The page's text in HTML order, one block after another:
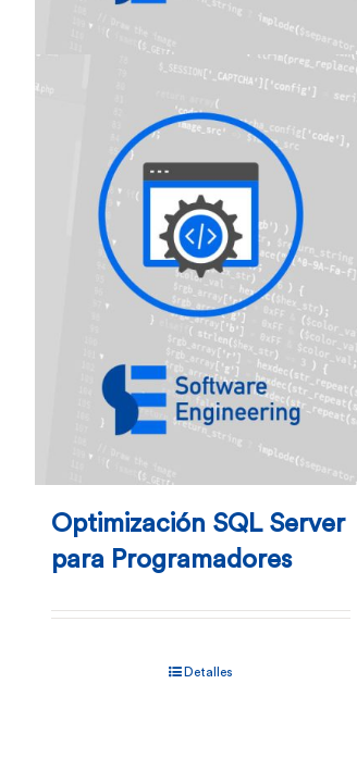
Optimización SQL Server
para Programadores
Detalles